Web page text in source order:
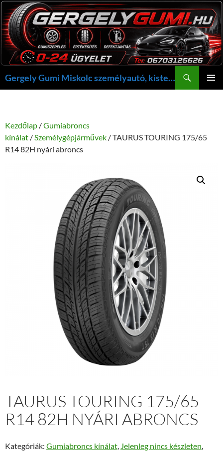
Kilépés
a
tartalomba
Gergely Gumi Miskolc személyautó, kisteherautó gumi szerelés javítás +36703125626 NON-STOP ügyelet, gergelygumi@gergelygumi.hu
Kezdőlap /Gumiabroncs
kínálat /Személygépjárművek / TAURUS TOURING 175/65
R14 82H nyári abroncs
TAURUS TOURING 175/65
R14 82H NYÁRI ABRONCS
Kategóriák: Gumiabroncs kínálat, Jelenleg nincs készleten,